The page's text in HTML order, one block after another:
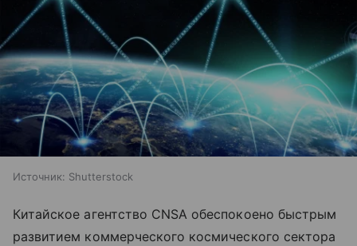
Источник: Shutterstock
Китайское агентство CNSA обеспокоено быстрым
развитием коммерческого космического сектора